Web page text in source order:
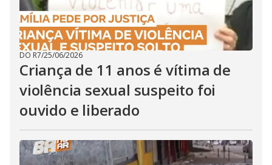
DO R7/25/06/2026
Criança de 11 anos é vítima de
violência sexual suspeito foi
ouvido e liberado